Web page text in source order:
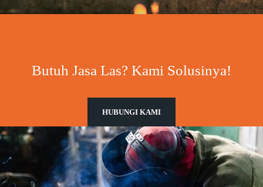
Butuh Jasa Las? Kami Solusinya!
HUBUNGI KAMI